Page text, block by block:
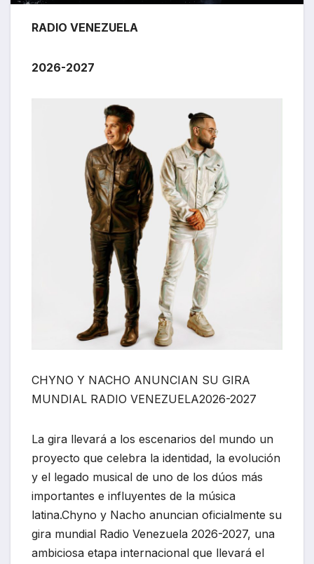
RADIO VENEZUELA
2026-2027
CHYNO Y NACHO ANUNCIAN SU GIRA
MUNDIAL RADIO VENEZUELA2026-2027
La gira llevará a los escenarios del mundo un
proyecto que celebra la identidad, la evolución
y el legado musical de uno de los dúos más
importantes e influyentes de la música
latina.Chyno y Nacho anuncian oficialmente su
gira mundial Radio Venezuela 2026-2027, una
ambiciosa etapa internacional que llevará el